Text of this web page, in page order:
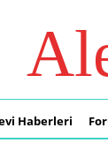
Haberleri